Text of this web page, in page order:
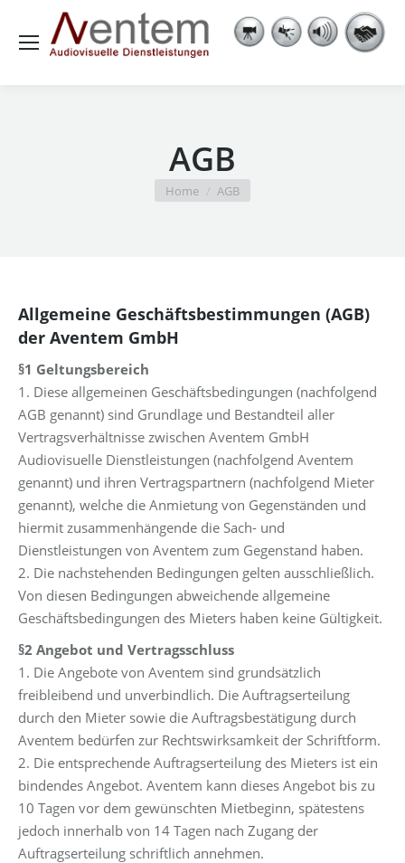
AGB
You are here:
Home AGB
Allgemeine Geschäftsbestimmungen (AGB)
der Aventem GmbH
§1 Geltungsbereich
1. Diese allgemeinen Geschäftsbedingungen (nachfolgend
AGB genannt) sind Grundlage und Bestandteil aller
Vertragsverhältnisse zwischen Aventem GmbH
Audiovisuelle Dienstleistungen (nachfolgend Aventem
genannt) und ihren Vertragspartnern (nachfolgend Mieter
genannt), welche die Anmietung von Gegenständen und
hiermit zusammenhängende die Sach- und
Dienstleistungen von Aventem zum Gegenstand haben.
2. Die nachstehenden Bedingungen gelten ausschließlich.
Von diesen Bedingungen abweichende allgemeine
Geschäftsbedingungen des Mieters haben keine Gültigkeit.
§2 Angebot und Vertragsschluss
1. Die Angebote von Aventem sind grundsätzlich
freibleibend und unverbindlich. Die Auftragserteilung
durch den Mieter sowie die Auftragsbestätigung durch
Aventem bedürfen zur Rechtswirksamkeit der Schriftform.
2. Die entsprechende Auftragserteilung des Mieters ist ein
bindendes Angebot. Aventem kann dieses Angebot bis zu
10 Tagen vor dem gewünschten Mietbeginn, spätestens
jedoch innerhalb von 14 Tagen nach Zugang der
Auftragserteilung schriftlich annehmen.